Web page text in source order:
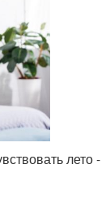
лето -